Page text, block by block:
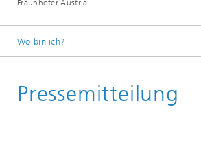
Fraunhofer Austria
Wo bin ich?
Pressemitteilung